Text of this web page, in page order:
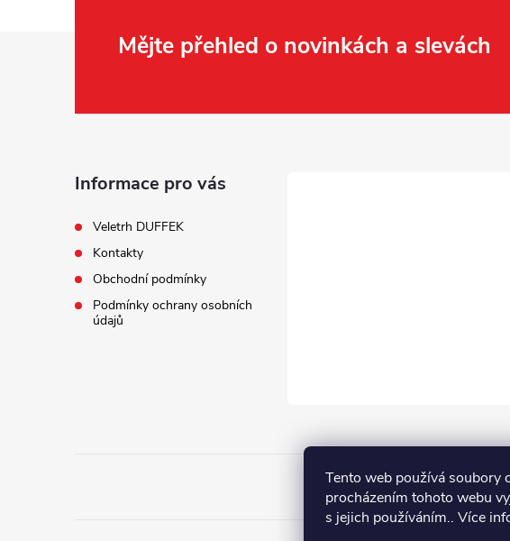
Tento web používá soubory
procházením tohoto webu
s jejich používáním.. Více
Mějte přehled o novinkách a slevách
Informace pro vás
Veletrh DUFFEK
Kontakty
Obchodní podmínky
Podmínky ochrany osobních
údajů